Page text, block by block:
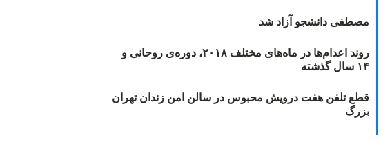
مصطفی دانشجو آزاد شد
روند اعدام‌ها در ماه‌های مختلف ۲۰۱۸، دوره‌ی روحانی و
۱۴ سال گذشته
قطع تلفن هفت درویش محبوس در سالن امن زندان تهران
بزرگ